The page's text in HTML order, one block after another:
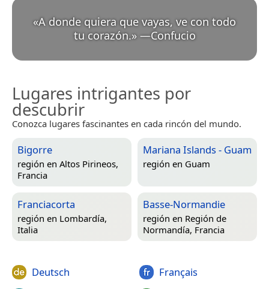
«A donde quiera que vayas, ve con todo
tu corazón.» —Confucio
Lugares intrigantes por
descubrir
Conozca lugares fascinantes en cada rincón del mundo.
Bigorre
región en Altos Pirineos,
Francia
Mariana Islands - Guam
región en Guam
Franciacorta
región en Lombardía,
Italia
Basse-Normandie
región en Región de
Normandía, Francia
Deutsch
Français